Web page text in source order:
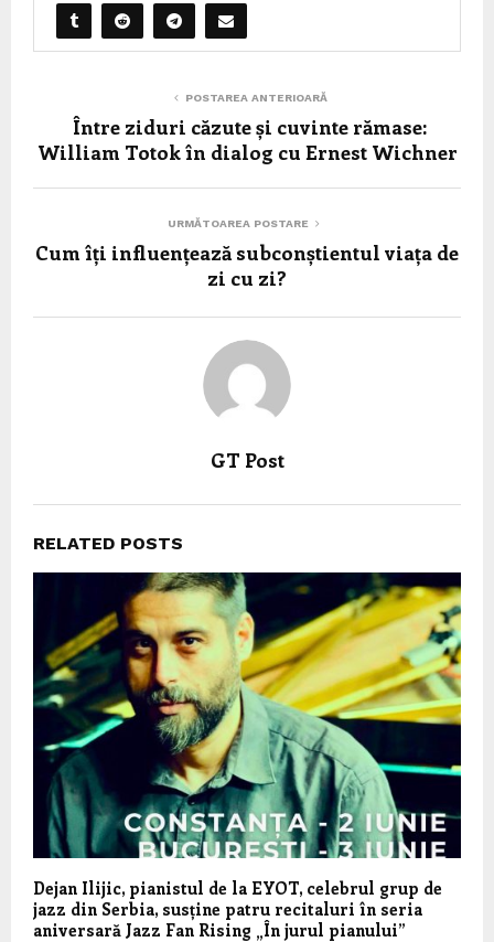
POSTAREA ANTERIOARĂ
Între ziduri căzute și cuvinte rămase:
William Totok în dialog cu Ernest Wichner
URMĂTOAREA POSTARE
Cum îți influențează subconștientul viața de
zi cu zi?
GT Post
RELATED POSTS
Dejan Ilijic, pianistul de la EYOT, celebrul grup de
jazz din Serbia, susține patru recitaluri în seria
aniversară Jazz Fan Rising „În jurul pianului”